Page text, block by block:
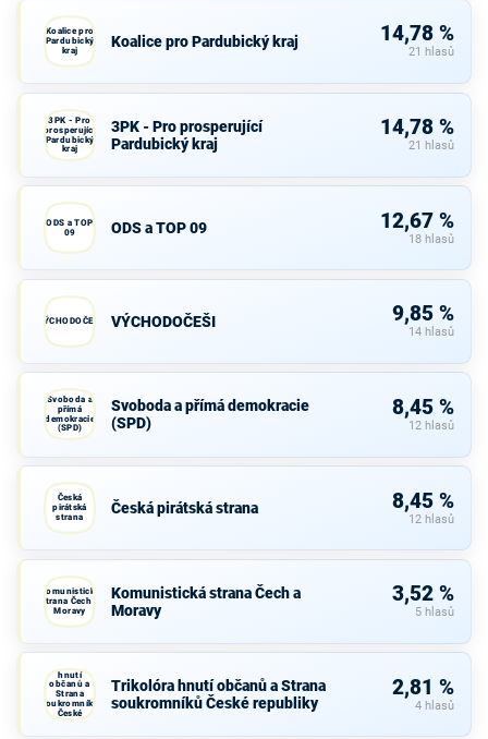
Koalice pro
Pardubický
kraj
Koalice pro Pardubický kraj 14,78 %
21 hlasů
3PK - Pro
prosperující
Pardubický
kraj
3PK - Pro prosperující
Pardubický kraj
14,78 %
21 hlasů
ODS a TOP
09
ODS a TOP 09 12,67 %
18 hlasů
VÝCHODOČEŠI VÝCHODOČEŠI 9,85 %
14 hlasů
Svoboda a
přímá
demokracie
(SPD)
Svoboda a přímá demokracie
(SPD)
8,45 %
12 hlasů
Česká
pirátská
strana
Česká pirátská strana 8,45 %
12 hlasů
Komunistická
strana Čech a
Moravy
Komunistická strana Čech a
Moravy
3,52 %
5 hlasů
hnutí
občanů a
Strana
soukromníků
České
republiky
Trikolóra hnutí občanů a Strana
soukromníků České republiky
2,81 %
4 hlasů